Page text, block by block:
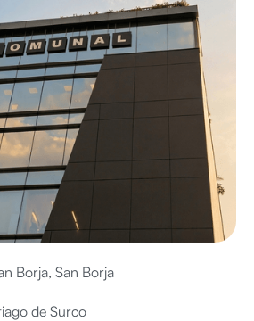
Borja, San Borja
de Surco